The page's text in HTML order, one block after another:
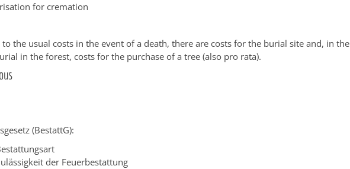
for cremation
the usual costs in the event of a death, there are costs for the burial site and, in the
in the forest, costs for the purchase of a tree (also pro rata).
(BestattG):
der Feuerbestattung